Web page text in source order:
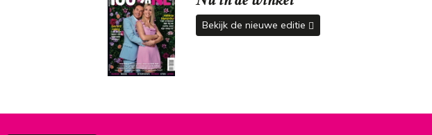
Bekijk de nieuwe editie